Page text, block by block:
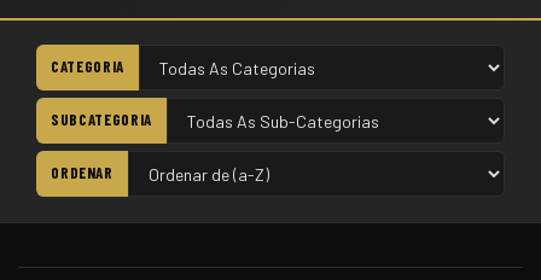
CATEGORIA
SUBCATEGORIA
ORDENAR